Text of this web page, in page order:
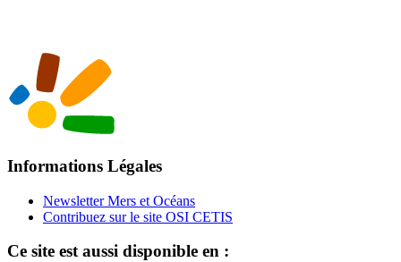
Informations Légales
Newsletter Mers et Océans
Contribuez sur le site OSI CETIS
Ce site est aussi disponible en :